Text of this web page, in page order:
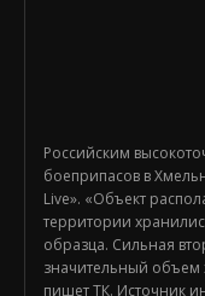
Российским
боеприпасов в
Live». «Объект
территории
образца. Сильная
значительный
пишет ТК. Источник